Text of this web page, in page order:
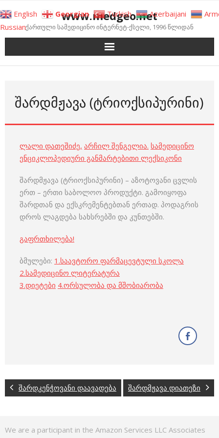
to
content
www.medgeo.net
ქართული სამედიცინო ინტერნეტ-ქსელი, 1996 წლიდან
ᲨᲐᲠᲓᲛᲟᲐᲕᲐ (ᲢᲠᲘᲝᲥᲡᲘᲞᲣᲠᲘᲜᲘ)
ლალი დათეშიძე, არჩილ შენგელია. სამედიცინო
ენციკლოპედიური განმარტებითი ლექსიკონი
შარდმჟავა (ტრიოქსიპურინი) – აზოტოვანი ცვლის
ერთ – ერთი საბოლოო პროდუქტი. გამოიყოფა
შარდთან და ექსკრემენტებთან ერთად. პოდაგრის
დროს ლაგდება სახსრებში და კუნთებში.
გაფრთხილება!
ბმულები: 1.საავტორო ფარმაცევტული სკოლა
2.სამედიცინო ლიტერატურა
3.დიეტები 4.ორსულობა და მშობიარობა
შარდკენჭოვანი დაავადება შარდმჟავა დიათეზი
We are a participant in the Amazon Services LLC Associates
English Georgian Turkish Azerbaijani
Russian